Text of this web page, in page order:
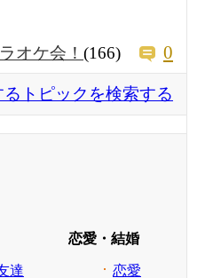
オケ会！ (166) 0
るトピックを検索する
達
恋愛・結婚
恋愛